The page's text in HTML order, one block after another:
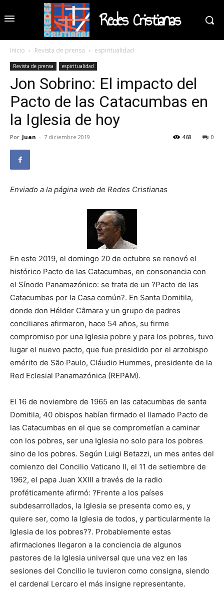
Redes Cristianas
Inicio Revista de prensa espiritualidad
Revista de prensa espiritualidad
Jon Sobrino: El impacto del
Pacto de las Catacumbas en
la Iglesia de hoy
Por Juan - 7 diciembre 2019 0
468
Enviado a la página web de Redes Cristianas
En este 2019, el domingo 20 de octubre se renovó el
histórico Pacto de las Catacumbas, en consonancia con
el Sínodo Panamazónico: se trata de un ?Pacto de las
Catacumbas por la Casa común?. En Santa Domitila,
donde don Hélder Câmara y un grupo de padres
conciliares afirmaron, hace 54 años, su firme
compromiso por una Iglesia pobre y para los pobres, tuvo
lugar el nuevo pacto, que fue presidido por el arzobispo
emérito de São Paulo, Cláudio Hummes, presidente de la
Red Eclesial Panamazónica (REPAM).
El 16 de noviembre de 1965 en las catacumbas de santa
Domitila, 40 obispos habían firmado el llamado Pacto de
las Catacumbas en el que se comprometían a caminar
con los pobres, ser una Iglesia no solo para los pobres
sino de los pobres. Según Luigi Betazzi, un mes antes del
comienzo del Concilio Vaticano II, el 11 de setiembre de
1962, el papa Juan XXIII a través de la radio
proféticamente afirmó: ?Frente a los países
subdesarrollados, la Iglesia se presenta como es, y
quiere ser, como la Iglesia de todos, y particularmente la
Iglesia de los pobres??. Probablemente estas
afirmaciones llegaron a la conciencia de algunos
pastores de la Iglesia universal que una vez en las
sesiones del Concilio le tuvieron como consigna, siendo
el cardenal Lercaro el más insigne representante.